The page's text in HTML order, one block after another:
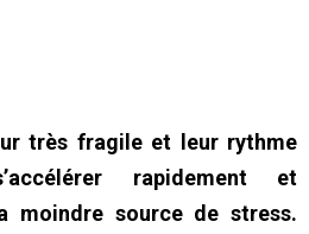
très fragile et leur rythme
rapidement et
moindre source de stress.